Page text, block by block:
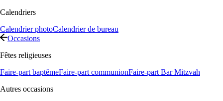
Calendriers
Calendrier photoCalendrier de bureau
Occasions
Fêtes religieuses
Faire-part baptêmeFaire-part communionFaire-part Bar Mitzvah
Autres occasions